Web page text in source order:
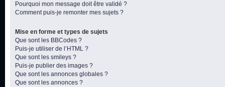
Pourquoi mon message doit être validé ?
Comment puis-je remonter mes sujets ?
Mise en forme et types de sujets
Que sont les BBCodes ?
Puis-je utiliser de l’HTML ?
Que sont les smileys ?
Puis-je publier des images ?
Que sont les annonces globales ?
Que sont les annonces ?